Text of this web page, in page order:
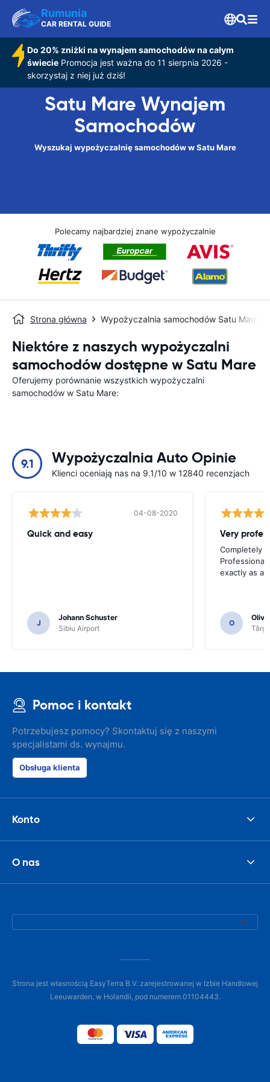
Rumunia
CAR RENTAL GUIDE
Do 20% zniżki na wynajem samochodów na całym
świeciePromocja jest ważna do 11 sierpnia 2026 -
skorzystaj z niej już dziś!
Satu Mare Wynajem
Samochodów
Wyszukaj wypożyczalnię samochodów w Satu Mare
Polecamy najbardziej znane wypożyczalnie
Strona główna Wypożyczalnia samochodów Satu Mare
Niektóre z naszych wypożyczalni
samochodów dostępne w Satu Mare
Oferujemy porównanie wszystkich wypożyczalni
samochodów w Satu Mare:
9.1 Wypożyczalnia Auto Opinie
Klienci oceniają nas na 9.1/10 w 12840 recenzjach
04-08-2020
Quick and easy
J
Johann Schuster
Sibiu Airport
Completely
exactly as
O
Pomoc i kontakt
Potrzebujesz pomocy? Skontaktuj się z naszymi
specjalistami ds. wynajmu.
Obsługa klienta
Konto
O nas
Strona jest własnością EasyTerra B.V. zarejestrowanej w Izbie Handlowej
Leeuwarden, w Holandii, pod numerem 01104443.